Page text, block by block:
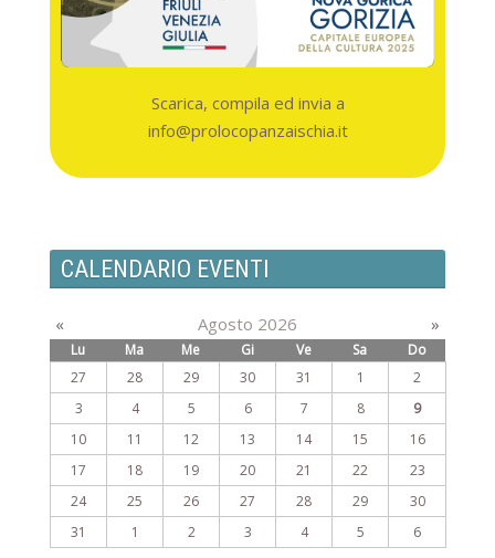
Scarica, compila ed invia a
info@prolocopanzaischia.it
CALENDARIO EVENTI
« Agosto 2026 »
Lu Ma Me Gi Ve Sa
Do
27
28 29 30 31 1
2
3
4 5 6 7 8
9
10
11 12 13 14 15
16
17
18 19 20 21 22
23
24
25 26 27 28 29
30
31
1 2 3 4 5 6